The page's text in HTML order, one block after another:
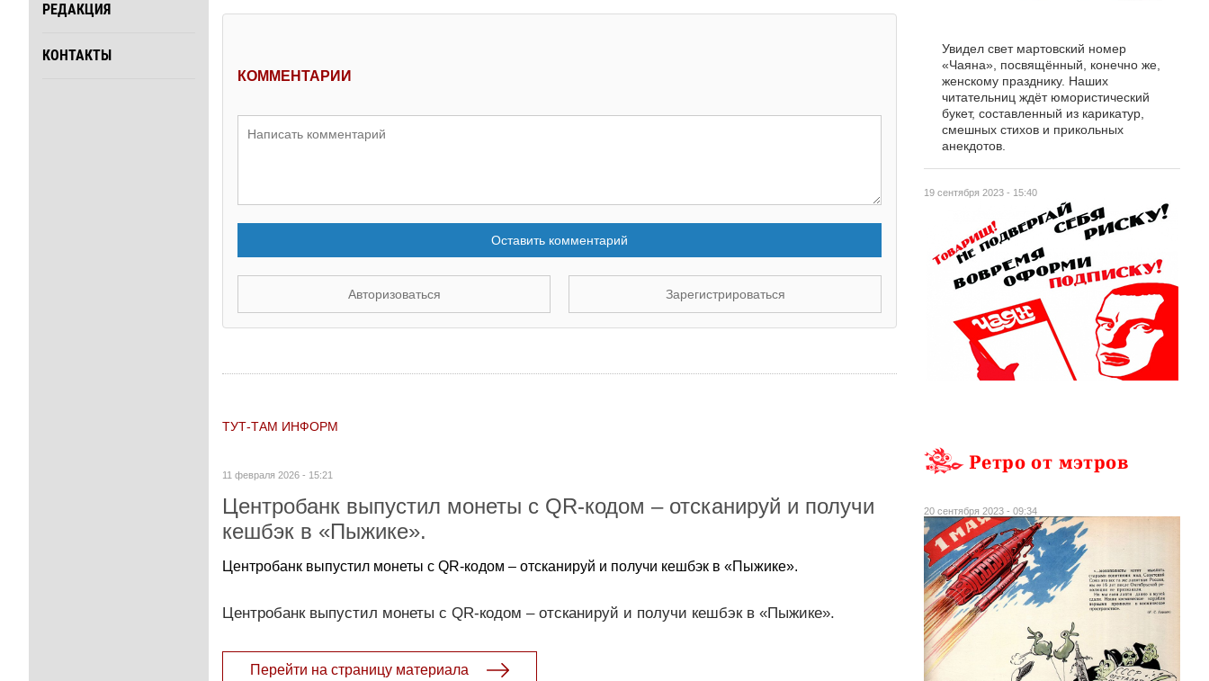
РЕДАКЦИЯ
КОНТАКТЫ
КОММЕНТАРИИ
Оставить комментарий
Авторизоваться Зарегистрироваться
ТУТ-ТАМ ИНФОРМ
11 февраля 2026 - 15:21
Центробанк выпустил монеты с QR-кодом – отсканируй и получи
кешбэк в «Пыжике».
Центробанк выпустил монеты с QR-кодом – отсканируй и получи кешбэк в «Пыжике».
Центробанк выпустил монеты с QR-кодом – отсканируй и получи кешбэк в «Пыжике».
Перейти на страницу материала
19 сентября 2023 - 15:40
Увидел свет мартовский номер
«Чаяна», посвящённый, конечно же,
женскому празднику. Наших
читательниц ждёт юмористический
букет, составленный из карикатур,
смешных стихов и прикольных
анекдотов.
Ретро от мэтров
20 сентября 2023 - 09:34